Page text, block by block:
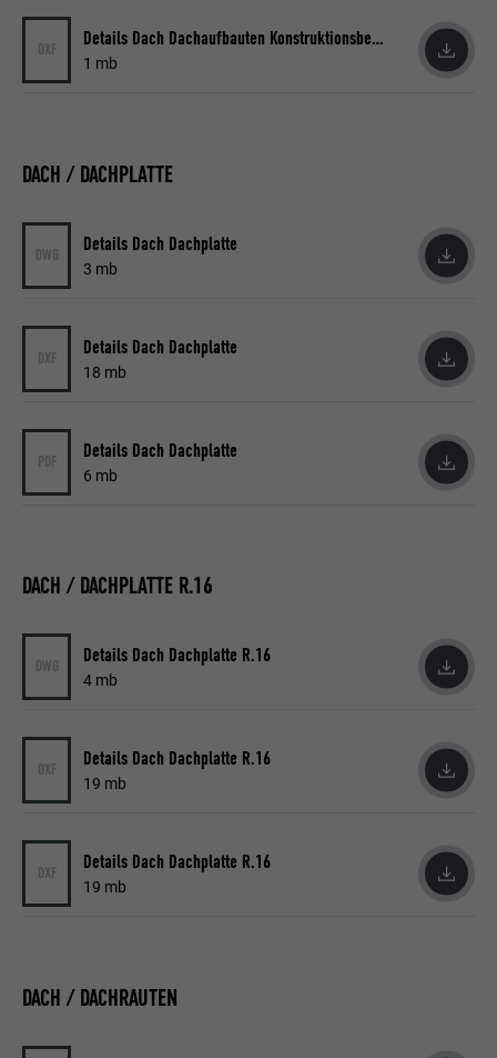
DXF Details Dach Dachaufbauten Konstruktionsbeispiele
1 mb
DACH / DACHPLATTE
DWG Details Dach Dachplatte
3 mb
DXF Details Dach Dachplatte
18 mb
PDF Details Dach Dachplatte
6 mb
DACH / DACHPLATTE R.16
DWG Details Dach Dachplatte R.16
4 mb
DXF Details Dach Dachplatte R.16
19 mb
DXF Details Dach Dachplatte R.16
19 mb
DACH / DACHRAUTEN